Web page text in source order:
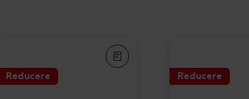
Raw vegan
Reducere Reducere